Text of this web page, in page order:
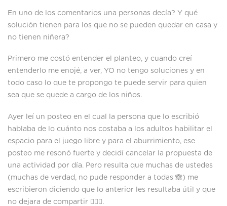
En uno de los comentarios una personas decía? Y qué
solución tienen para los que no se pueden quedar en casa y
no tienen niñera?
Primero me costó entender el planteo, y cuando creí
entenderlo me enojé, a ver, YO no tengo soluciones y en
todo caso lo que te propongo te puede servir para quien
sea que se quede a cargo de los niños.
Ayer leí un posteo en el cual la persona que lo escribió
hablaba de lo cuánto nos costaba a los adultos habilitar el
espacio para el juego libre y para el aburrimiento, ese
posteo me resonó fuerte y decidí cancelar la propuesta de
una actividad por día. Pero resulta que muchas de ustedes
(muchas de verdad, no pude responder a todas 🙈) me
escribieron diciendo que lo anterior les resultaba útil y que
no dejara de compartir 🤷🏻‍♀️.